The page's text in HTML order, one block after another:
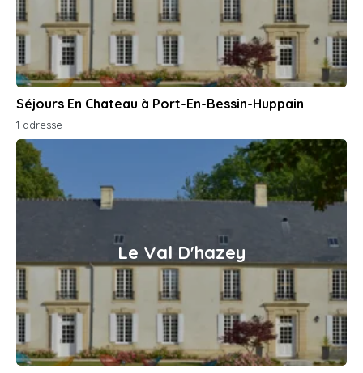
Séjours En Chateau à Port-En-Bessin-Huppain
1 adresse
Le Val D'hazey